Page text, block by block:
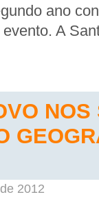
ano
A
2012